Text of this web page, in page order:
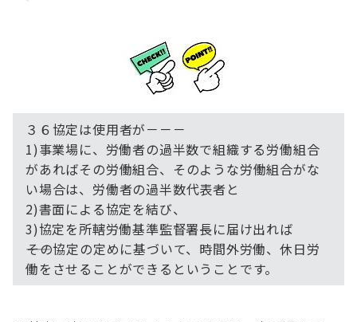
３６協定は使用者が－－－
1)事業場に、労働者の過半数で組織する労働組合
があればその労働組合、そのような労働組合がな
い場合は、労働者の過半数代表者と
2)書面による協定を結び、
3)協定を所轄労働基準監督署長に届け出れば
――その協定の定めに基づいて、時間外労働、休日労
働をさせることができるということです。